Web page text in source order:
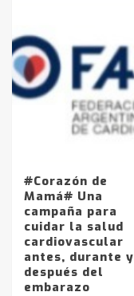
#Corazón de
Mamá# Una
campaña para
cuidar la salud
cardiovascular
antes, durante y
después del
embarazo